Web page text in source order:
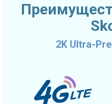
2K Ultra-